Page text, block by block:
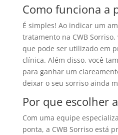
Como funciona a
É simples! Ao indicar um
tratamento na CWB
que pode ser utilizado em
clínica. Além disso, você
para ganhar um
deixar o seu sorriso ainda
Por que escolher
Com uma equipe
ponta, a CWB Sorriso está